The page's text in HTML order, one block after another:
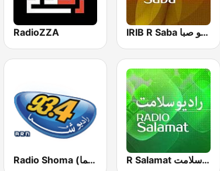
RadioZZA IRIB R Saba رادیو صبا
Radio Shoma (راديو شما) R Salamat رادیو سلامت